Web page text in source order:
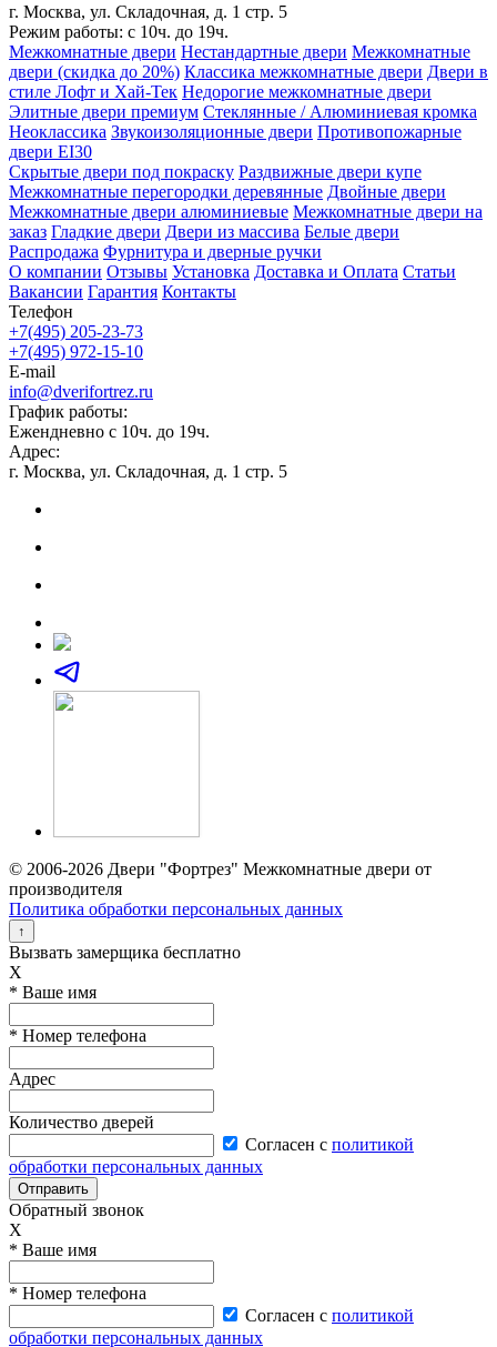
г. Москва, ул. Складочная, д. 1 стр. 5
Режим работы: с 10ч. до 19ч.
Межкомнатные двери Нестандартные двери Межкомнатные
двери (скидка до 20%) Классика межкомнатные двери Двери в
стиле Лофт и Хай-Тек Недорогие межкомнатные двери
Элитные двери премиум Стеклянные / Алюминиевая кромка
Неоклассика Звукоизоляционные двери Противопожарные
двери EI30
Скрытые двери под покраску Раздвижные двери купе
Межкомнатные перегородки деревянные Двойные двери
Межкомнатные двери алюминиевые Межкомнатные двери на
заказ Гладкие двери Двери из массива Белые двери
Распродажа Фурнитура и дверные ручки
О компании Отзывы Установка Доставка и Оплата Статьи
Вакансии Гарантия Контакты
Телефон
+7(495) 205-23-73
+7(495) 972-15-10
E-mail
info@dverifortrez.ru
График работы:
Ежендневно с 10ч. до 19ч.
Адрес:
г. Москва, ул. Складочная, д. 1 стр. 5
© 2006-2026 Двери "Фортрез" Межкомнатные двери от
производителя
Политика обработки персональных данных
↑
Вызвать замерщика бесплатно
X
* Ваше имя
* Номер телефона
Адрес
Количество дверей
Согласен с политикой
обработки персональных данных
Отправить
Обратный звонок
X
* Ваше имя
* Номер телефона
Согласен с политикой
обработки персональных данных